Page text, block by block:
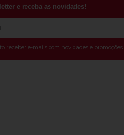
e receba as novidades!
receber e-mails com novidades e promoções.